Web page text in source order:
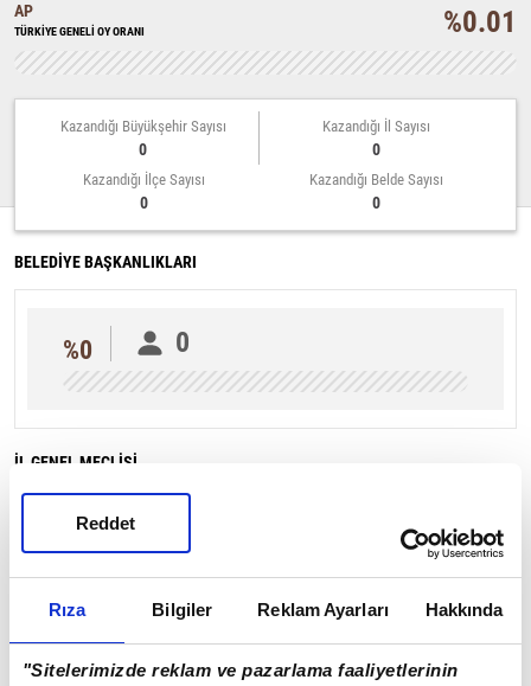
Rıza Bilgiler Reklam Ayarları Hakkında
"Sitelerimizde reklam ve pazarlama faaliyetlerinin
Reddet
AP
TÜRKİYE GENELİ OY ORANI %0.01
Kazandığı Büyükşehir Sayısı
0
Kazandığı İl Sayısı
0
Kazandığı İlçe Sayısı
0
Kazandığı Belde Sayısı
0
BELEDİYE BAŞKANLIKLARI
%0 0
İL GENEL MECLİSİ